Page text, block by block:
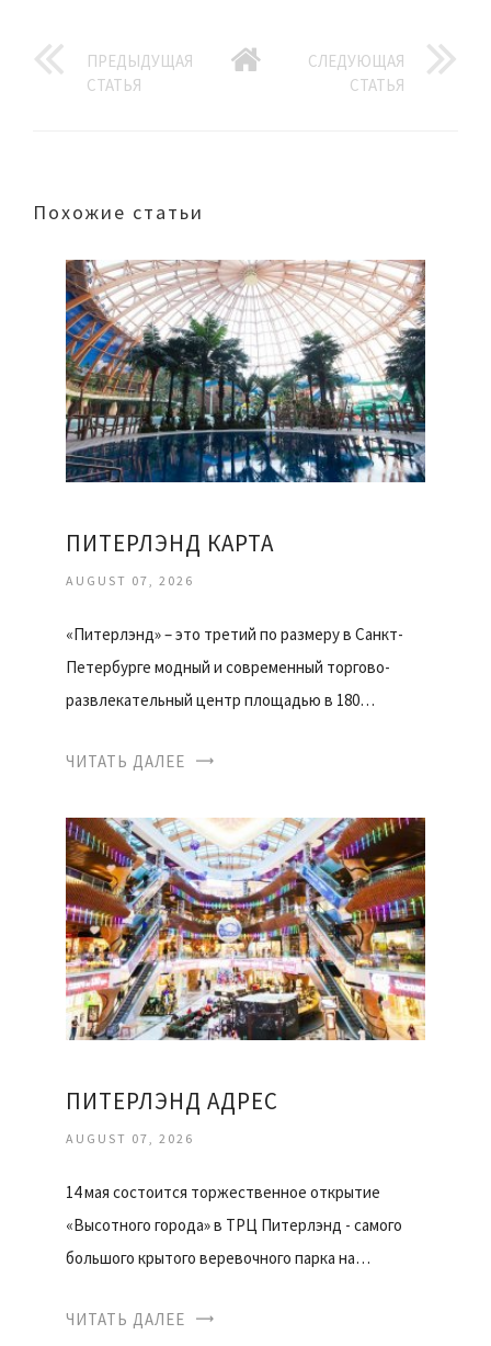
ПРЕДЫДУЩАЯ
СТАТЬЯ
СЛЕДУЮЩАЯ
СТАТЬЯ
Похожие статьи
ПИТЕРЛЭНД КАРТА
AUGUST 07, 2026
«Питерлэнд» – это третий по размеру в Санкт-
Петербурге модный и современный торгово-
развлекательный центр площадью в 180…
ЧИТАТЬ ДАЛЕЕ
ПИТЕРЛЭНД АДРЕС
AUGUST 07, 2026
14 мая состоится торжественное открытие
«Высотного города» в ТРЦ Питерлэнд - самого
большого крытого веревочного парка на…
ЧИТАТЬ ДАЛЕЕ